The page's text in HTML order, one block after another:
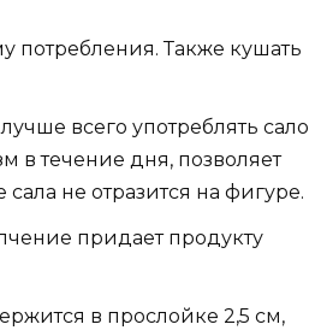
потребления. Также кушать
всего употреблять сало
в течение дня, позволяет
не отразится на фигуре.
придает продукту
в прослойке 2,5 см,